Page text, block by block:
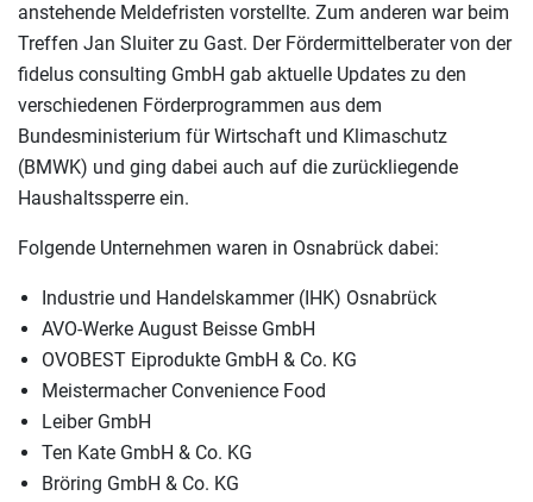
anstehende Meldefristen vorstellte. Zum anderen war beim
Treffen Jan Sluiter zu Gast. Der Fördermittelberater von der
fidelus consulting GmbH gab aktuelle Updates zu den
verschiedenen Förderprogrammen aus dem
Bundesministerium für Wirtschaft und Klimaschutz
(BMWK) und ging dabei auch auf die zurückliegende
Haushaltssperre ein.
Folgende Unternehmen waren in Osnabrück dabei:
Industrie und Handelskammer (IHK) Osnabrück
AVO-Werke August Beisse GmbH
OVOBEST Eiprodukte GmbH & Co. KG
Meistermacher Convenience Food
Leiber GmbH
Ten Kate GmbH & Co. KG
Bröring GmbH & Co. KG